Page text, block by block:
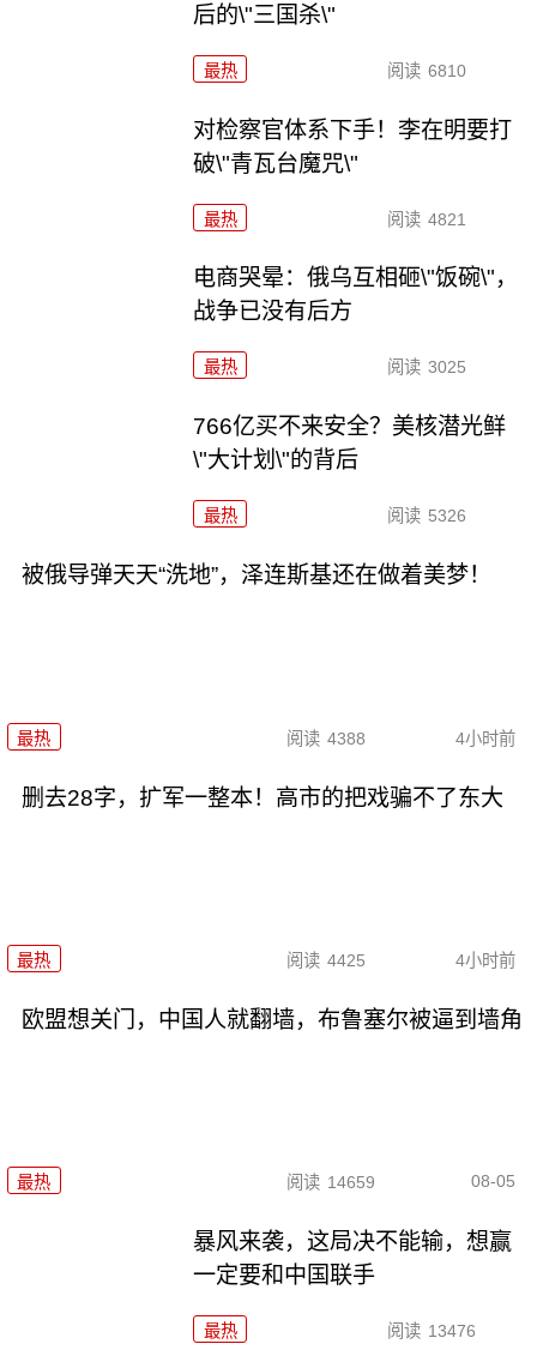
后的\"三国杀\"
最热 阅读 6810
对检察官体系下手！李在明要打
破\"青瓦台魔咒\"
最热 阅读 4821
电商哭晕：俄乌互相砸\"饭碗\"，
战争已没有后方
最热 阅读 3025
766亿买不来安全？美核潜光鲜
\"大计划\"的背后
最热 阅读 5326
被俄导弹天天“洗地”，泽连斯基还在做着美梦！
最热 阅读 4388 4小时前
删去28字，扩军一整本！高市的把戏骗不了东大
最热 阅读 4425 4小时前
欧盟想关门，中国人就翻墙，布鲁塞尔被逼到墙角
最热 阅读 14659 08-05
暴风来袭，这局决不能输，想赢
一定要和中国联手
最热 阅读 13476